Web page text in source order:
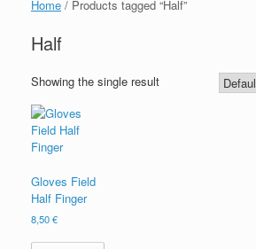
Home / Products tagged “Half”
Half
Showing the single result
Gloves Field
Half Finger
8,50€